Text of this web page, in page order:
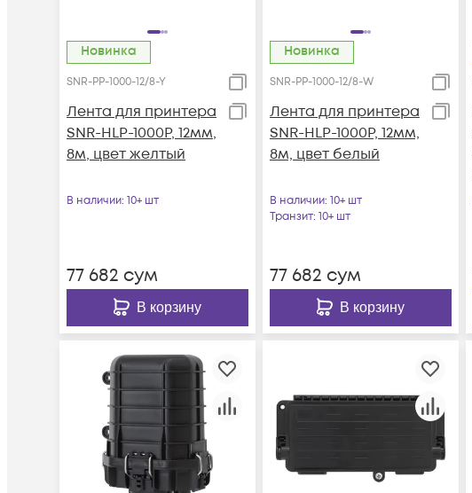
Новинка
SNR-PP-1000-12/8-Y
Лента для принтера
SNR-HLP-1000P, 12мм,
8м, цвет желтый
В наличии: 10+ шт
77 682 сум
В корзину
Новинка
SNR-PP-1000-12/8-W
Лента для принтера
SNR-HLP-1000P, 12мм,
8м, цвет белый
В наличии: 10+ шт
Транзит: 10+ шт
77 682 сум
В корзину